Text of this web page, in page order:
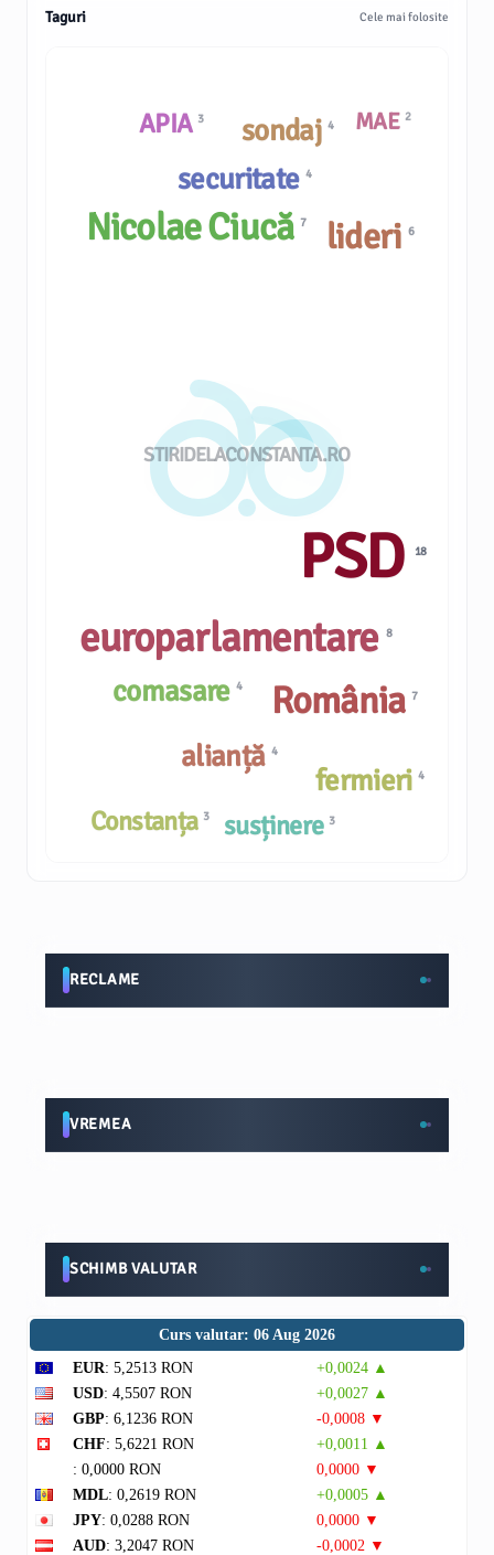
Taguri Cele mai folosite
STIRIDELACONSTANTA.RO
susținere 3
lideri6
alianță 4
Constanța 3
MAE 2
europarlamentare8
Nicolae Ciucă7
comasare 4
APIA 3
România7
PSD 18
securitate 4
sondaj4
fermieri 4
RECLAME
VREMEA
SCHIMB VALUTAR
Curs valutar: 06 Aug 2026
EUR: 5,2513 RON
+0,0024 ▲
USD: 4,5507 RON
+0,0027 ▲
GBP: 6,1236 RON
-0,0008 ▼
CHF: 5,6221 RON
+0,0011 ▲
: 0,0000 RON
0,0000 ▼
MDL: 0,2619 RON
+0,0005 ▲
JPY: 0,0288 RON
0,0000 ▼
AUD: 3,2047 RON
-0,0002 ▼